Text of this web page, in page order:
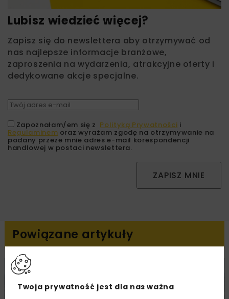
Lubisz wiedzieć więcej?
Zapisz się do newslettera aby otrzymywać od
nas najlepsze informacje branżowe,
zaproszenia na wydarzenia, atrakcyjne oferty i
dedykowane akcje specjalne.
Zapoznałam/em się z Polityką Prywatności i
Regulaminem oraz wyrażam zgodę na otrzymywanie na
podany przeze mnie adres e-mail korespondencji
handlowej w postaci newslettera.
ZAPISZ MNIE
Powiązane artykuły
Twoja prywatność jest dla nas ważna